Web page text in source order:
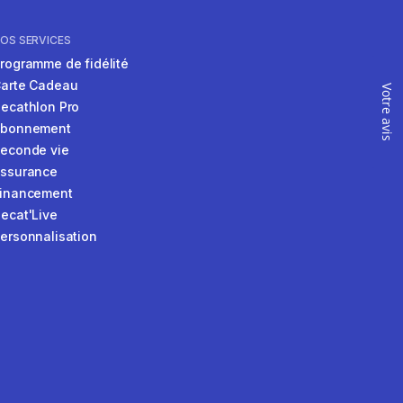
SERVICES
de fidélité
Cadeau
Pro
vie
Votre avis